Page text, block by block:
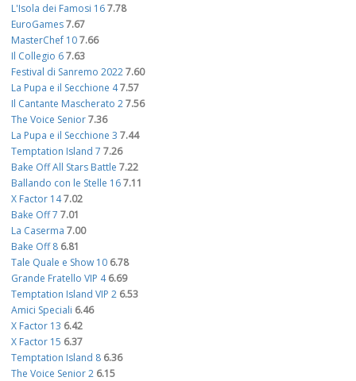
L'Isola dei Famosi 167.78
EuroGames7.67
MasterChef 107.66
Il Collegio 67.63
Festival di Sanremo 20227.60
La Pupa e il Secchione 47.57
Il Cantante Mascherato 27.56
The Voice Senior7.36
La Pupa e il Secchione 3 7.44
Temptation Island 7 7.26
Bake Off All Stars Battle 7.22
Ballando con le Stelle 167.11
X Factor 147.02
Bake Off 7 7.01
La Caserma 7.00
Bake Off 8 6.81
Tale Quale e Show 10 6.78
Grande Fratello VIP 4 6.69
Temptation Island VIP 2 6.53
Amici Speciali 6.46
X Factor 13 6.42
X Factor 15 6.37
Temptation Island 8 6.36
The Voice Senior 2 6.15